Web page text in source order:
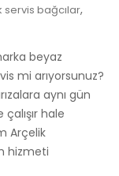
servis bağcılar,
beyaz
mi arıyorsunuz?
aynı gün
hale
Arçelik
hizmeti